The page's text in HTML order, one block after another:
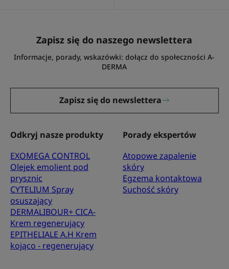
Zapisz się do naszego newslettera
Informacje, porady, wskazówki: dołącz do społeczności A-
DERMA
Zapisz się do newslettera
Odkryj nasze produkty
EXOMEGA CONTROL
Olejek emolient pod
prysznic
CYTELIUM Spray
osuszający
DERMALIBOUR+ CICA-
Krem regenerujący
EPITHELIALE A.H Krem
kojąco - regenerujący
Porady ekspertów
Atopowe zapalenie
skóry
Egzema kontaktowa
Suchość skóry